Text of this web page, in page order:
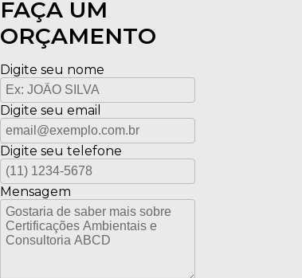
FAÇA UM
ORÇAMENTO
Digite seu nome
Digite seu email
Digite seu telefone
Mensagem